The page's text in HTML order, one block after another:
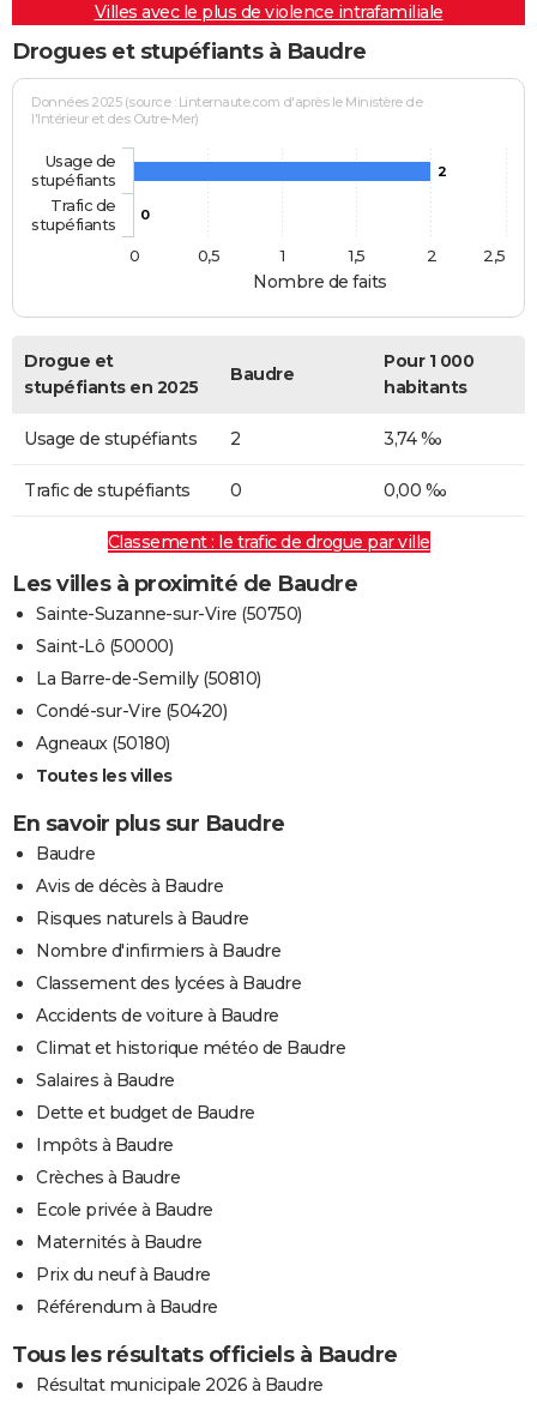
Villes avec le plus de violence intrafamiliale
Drogues et stupéfiants à Baudre
Nombre de faits
Données 2025 (source : Linternaute.com d'après le Ministère de
l'Intérieur et des Outre-Mer)
2
0
Usage de
stupéfiants
Trafic de
stupéfiants
0
0,5 1 1,5 2 2,5
Drogue et
stupéfiants en 2025
Baudre
Pour 1 000
habitants
Usage de stupéfiants 2 3,74 ‰
Trafic de stupéfiants 0 0,00 ‰
Classement : le trafic de drogue par ville
Les villes à proximité de Baudre
Sainte-Suzanne-sur-Vire (50750)
Saint-Lô (50000)
La Barre-de-Semilly (50810)
Condé-sur-Vire (50420)
Agneaux (50180)
Toutes les villes
En savoir plus sur Baudre
Baudre
Avis de décès à Baudre
Risques naturels à Baudre
Nombre d'infirmiers à Baudre
Classement des lycées à Baudre
Accidents de voiture à Baudre
Climat et historique météo de Baudre
Salaires à Baudre
Dette et budget de Baudre
Impôts à Baudre
Crèches à Baudre
Ecole privée à Baudre
Maternités à Baudre
Prix du neuf à Baudre
Référendum à Baudre
Tous les résultats officiels à Baudre
Résultat municipale 2026 à Baudre